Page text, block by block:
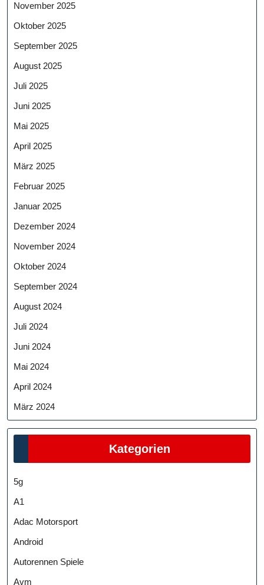
November 2025
Oktober 2025
September 2025
August 2025
Juli 2025
Juni 2025
Mai 2025
April 2025
März 2025
Februar 2025
Januar 2025
Dezember 2024
November 2024
Oktober 2024
September 2024
August 2024
Juli 2024
Juni 2024
Mai 2024
April 2024
März 2024
Kategorien
5g
A1
Adac Motorsport
Android
Autorennen Spiele
Avm